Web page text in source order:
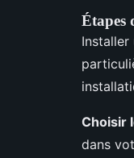
Étapes
Installer
Choisir
dans